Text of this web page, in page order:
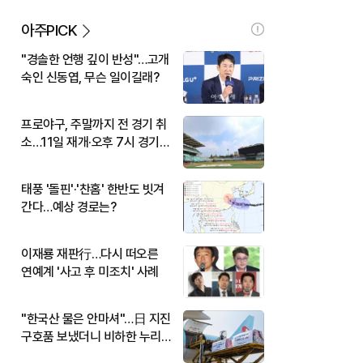
아주PICK
"경솔한 언행 깊이 반성"…고개
숙인 신동엽, 무슨 일이길래?
프로야구, 주말까지 전 경기 취
소…11일 재개·오후 7시 경기
태풍 '돌핀'·'찬홈' 한반도 빗겨
간다…예상 경로는?
이재룡 재판行…다시 떠오른
연예계 '사고 후 미조치' 사례
"한국산 물은 안마셔"…日 지진
구호품 보냈더니 비하한 누리